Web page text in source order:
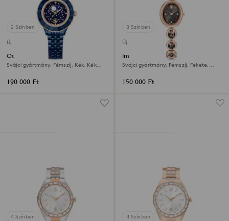
2 Színben
Új
Octea moon óra
Svájci gyártmány, Fémszíj, Kék, Kék
190 000 Ft
3 Színben
Új
Imber oval óra
Svájci gyártmány, Fémszíj, Fekete,
150 000 Ft
4 Színben 4 Színben